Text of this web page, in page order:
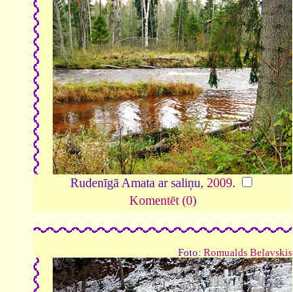
Rudenīgā Amata ar saliņu, 2009.
Komentēt (0)
Foto: Romualds Beļavskis